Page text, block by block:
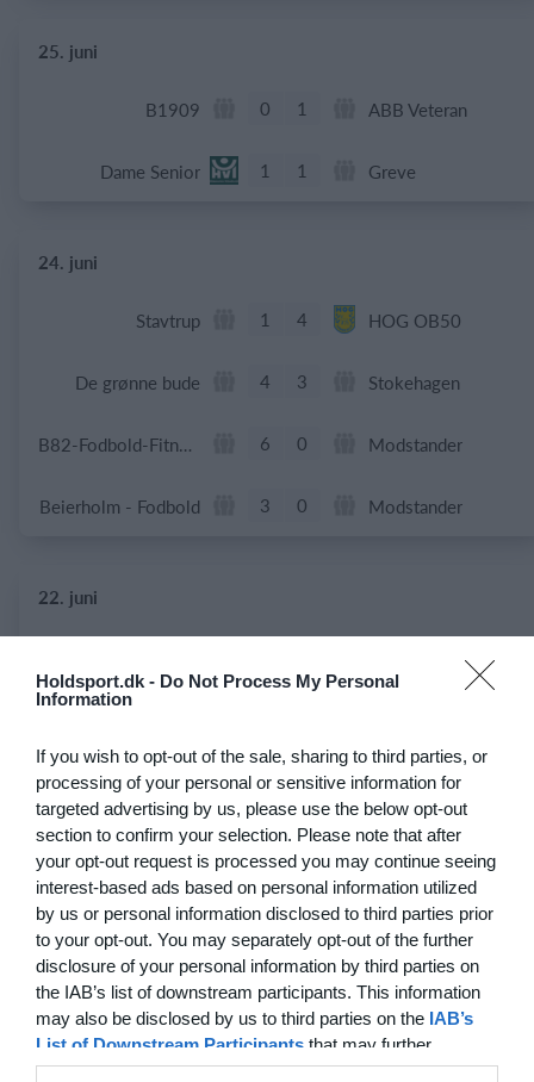
Holdsport.dk - Do Not Process My Personal
Information
If you wish to opt-out of the sale, sharing to third parties, or
processing of your personal or sensitive information for
targeted advertising by us, please use the below opt-out
section to confirm your selection. Please note that after
your opt-out request is processed you may continue seeing
interest-based ads based on personal information utilized
by us or personal information disclosed to third parties prior
to your opt-out. You may separately opt-out of the further
disclosure of your personal information by third parties on
the IAB’s list of downstream participants. This information
may also be disclosed by us to third parties on the IAB’s
List of Downstream Participants that may further
disclose it to other third parties.
25. juni
B1909 0 1 ABB Veteran
Dame Senior 1 1 Greve
24. juni
Stavtrup 1 4 HOG OB50
De grønne bude 4 3 Stokehagen
B82-Fodbold-Fitness-U50 6 0 Modstander
Beierholm - Fodbold 3 0 Modstander
22. juni
Fodboldorkestret
Brede IF - Det grå guld 3 1 Hørsholm
Hyrderne FC 3 3 Nordatlantisk DK
21. juni
BIF/ØHIK 7 0 Tranum GF